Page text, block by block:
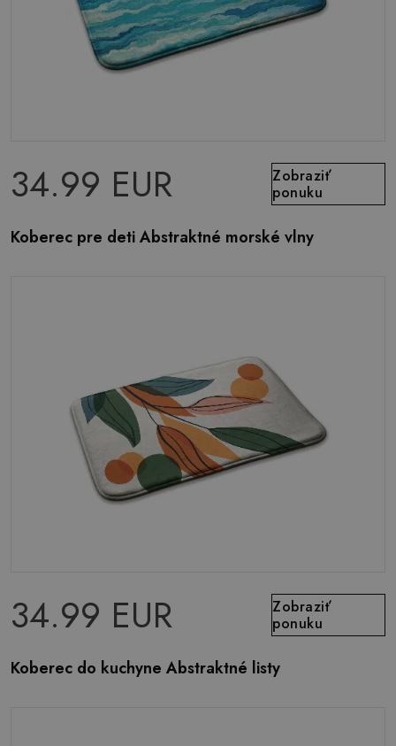
34.99 EUR
Zobraziť
ponuku
Koberec pre deti Abstraktné morské vlny
34.99 EUR
Zobraziť
ponuku
Koberec do kuchyne Abstraktné listy